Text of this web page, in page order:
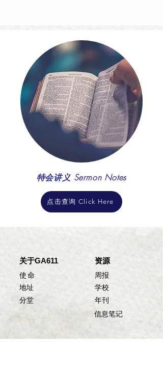
特会讲义Sermon Notes
点击查询 Click Here
关于GA611
使命
​​​地址
​分堂
资源
​​​周报
​​​学校
​年刊
​信息笔记